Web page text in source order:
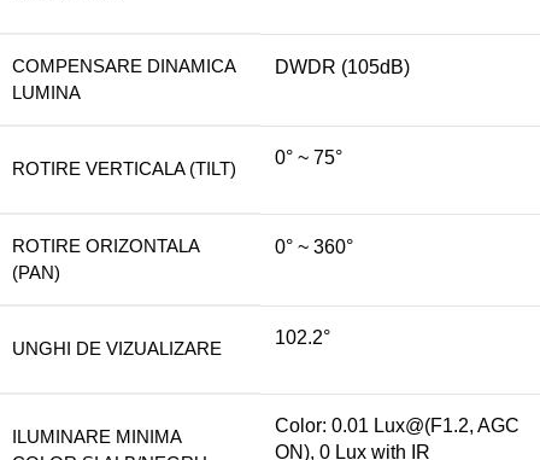
COMPENSARE DINAMICA
LUMINA
DWDR (105dB)
ROTIRE VERTICALA (TILT)
0° ~ 75°
ROTIRE ORIZONTALA
(PAN)
0° ~ 360°
UNGHI DE VIZUALIZARE
102.2°
ILUMINARE MINIMA
Color: 0.01 Lux@(F1.2, AGC
ON), 0 Lux with IR